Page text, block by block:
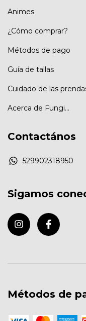
Animes
¿Cómo comprar?
Métodos de pago
Guía de tallas
Cuidado de las
Acerca de Fungi...
Contactános
529902318950
Sigamos
Métodos de